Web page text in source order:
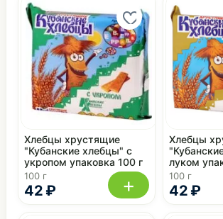
42 ₽
Хлебцы хрустящие
"Кубанские хлебцы" с
укропом упаковка 100 г
100 г + 42 ₽
Хлебцы
луком
100 г